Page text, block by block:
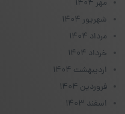
مهر ۱۴۰۴
شهریور ۱۴۰۴
مرداد ۱۴۰۴
خرداد ۱۴۰۴
اردیبهشت ۱۴۰۴
فروردین ۱۴۰۴
اسفند ۱۴۰۳